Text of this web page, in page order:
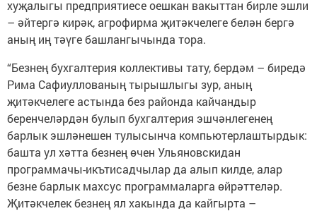
хуҗалыгы пред­приятиесе оешкан вакыттан бирле эшли
– әйтергә кирәк, агрофирма җитәкчелеге белән бергә
аның иң тәүге башлангычында тора.
“Безнең бухгалтерия коллективы тату, бердәм – биредә
Рима Сафиуллованың тырышлыгы зур, аның
җитәкчелеге астында без районда кайчандыр
беренчеләрдән булып бухгалтерия эш­чәнлегенең
барлык эшләнешен тулысынча компьютерлаштырдык:
башта ул хәтта безнең өчен Ульяновскидан
программачы-икътисадчылар да алып килде, алар
безне барлык махсус программаларга өйрәттеләр.
Җитәкчелек безнең ял хакында да кайгырта –